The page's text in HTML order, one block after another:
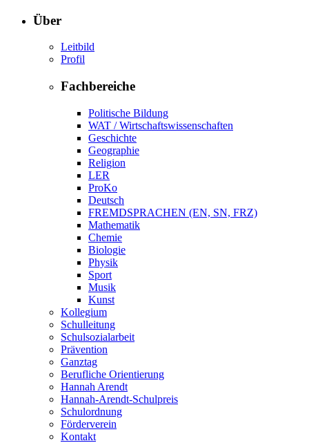
Über
Leitbild
Profil
Fachbereiche
Politische Bildung
WAT / Wirtschaftswissenschaften
Geschichte
Geographie
Religion
LER
ProKo
Deutsch
FREMDSPRACHEN (EN, SN, FRZ)
Mathematik
Chemie
Biologie
Physik
Sport
Musik
Kunst
Kollegium
Schulleitung
Schulsozialarbeit
Prävention
Ganztag
Berufliche Orientierung
Hannah Arendt
Hannah-Arendt-Schulpreis
Schulordnung
Förderverein
Kontakt